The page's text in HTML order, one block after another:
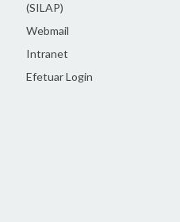
(SILAP)
Webmail
Intranet
Efetuar Login